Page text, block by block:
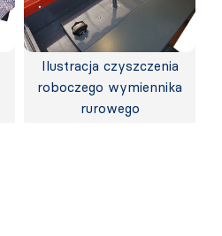
Ilustracja czyszczenia
roboczego wymiennika
rurowego